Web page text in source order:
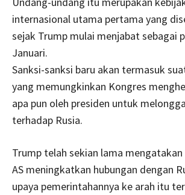
internasional utama pertama yang
sejak Trump mulai menjabat sebagai
Januari.
Sanksi-sanksi baru akan termasuk
yang memungkinkan Kongres
apa pun oleh presiden untuk
terhadap Rusia.
Trump telah sekian lama mengatakan
AS meningkatkan hubungan dengan
upaya pemerintahannya ke arah itu